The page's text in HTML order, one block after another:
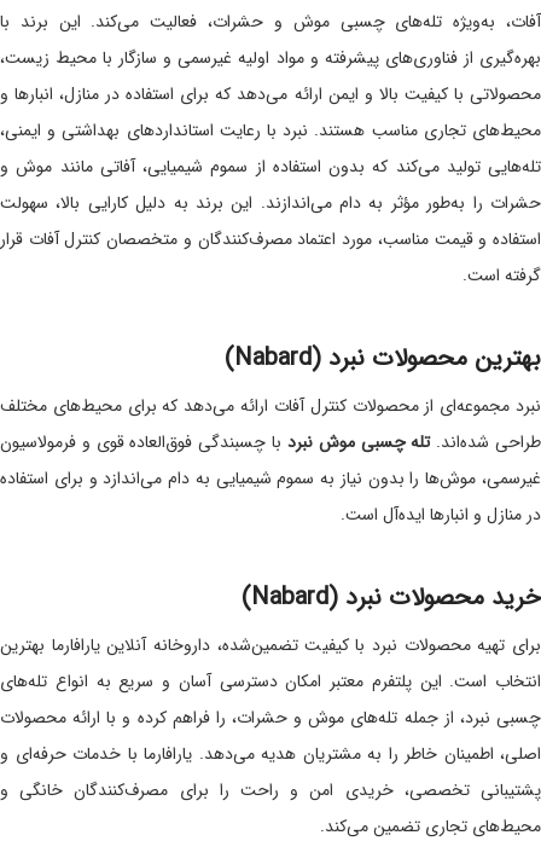
آفات، به‌ویژه تله‌های چسبی موش و حشرات، فعالیت می‌کند. این برند با
بهره‌گیری از فناوری‌های پیشرفته و مواد اولیه غیرسمی و سازگار با محیط زیست،
محصولاتی با کیفیت بالا و ایمن ارائه می‌دهد که برای استفاده در منازل، انبارها و
محیط‌های تجاری مناسب هستند. نبرد با رعایت استانداردهای بهداشتی و ایمنی،
تله‌هایی تولید می‌کند که بدون استفاده از سموم شیمیایی، آفاتی مانند موش و
حشرات را به‌طور مؤثر به دام می‌اندازند. این برند به دلیل کارایی بالا، سهولت
استفاده و قیمت مناسب، مورد اعتماد مصرف‌کنندگان و متخصصان کنترل آفات قرار
گرفته است.
بهترین محصولات نبرد (Nabard)
نبرد مجموعه‌ای از محصولات کنترل آفات ارائه می‌دهد که برای محیط‌های مختلف
طراحی شده‌اند.تله چسبی موش نبرد با چسبندگی فوق‌العاده قوی و فرمولاسیون
غیرسمی، موش‌ها را بدون نیاز به سموم شیمیایی به دام می‌اندازد و برای استفاده
در منازل و انبارها ایده‌آل است.
خرید محصولات نبرد (Nabard)
برای تهیه محصولات نبرد با کیفیت تضمین‌شده، داروخانه آنلاین یارافارما بهترین
انتخاب است. این پلتفرم معتبر امکان دسترسی آسان و سریع به انواع تله‌های
چسبی نبرد، از جمله تله‌های موش و حشرات، را فراهم کرده و با ارائه محصولات
اصلی، اطمینان خاطر را به مشتریان هدیه می‌دهد. یارافارما با خدمات حرفه‌ای و
پشتیبانی تخصصی، خریدی امن و راحت را برای مصرف‌کنندگان خانگی و
محیط‌های تجاری تضمین می‌کند.